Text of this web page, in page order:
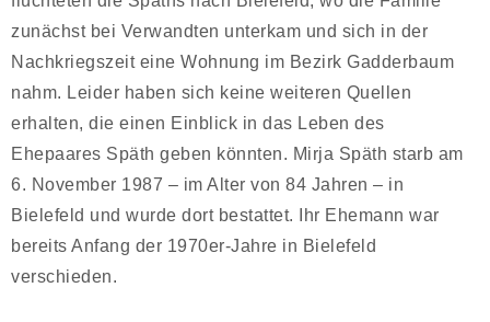
zunächst bei Verwandten unterkam und sich in der
Nachkriegszeit eine Wohnung im Bezirk Gadderbaum
nahm. Leider haben sich keine weiteren Quellen
erhalten, die einen Einblick in das Leben des
Ehepaares Späth geben könnten. Mirja Späth starb am
6. November 1987 – im Alter von 84 Jahren – in
Bielefeld und wurde dort bestattet. Ihr Ehemann war
bereits Anfang der 1970er-Jahre in Bielefeld
verschieden.